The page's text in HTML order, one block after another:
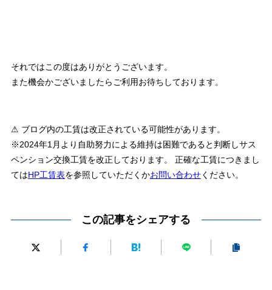
それではこの度はありがとうございます。
また機会かございましたらご利用お待ちしております。
⚠ ブログ内の工賃は改正されている可能性があります。
※2024年1月より自助努力による維持は困難であると判断しサス
ペンション交換工賃を改正しております。 正確な工賃につきまし
てはHP工賃表を参照していただくかお問い合わせください。
この記事をシェアする